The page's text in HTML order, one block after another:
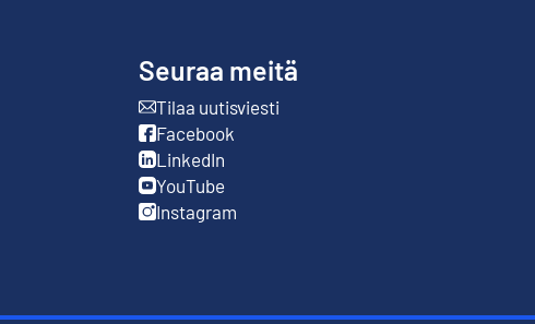
Seuraa meitä
Tilaa uutisviesti
Ulkoinen linkki
Facebook
Ulkoinen linkki
LinkedIn
Ulkoinen linkki
YouTube
Ulkoinen linkki
Instagram
Ulkoinen linkki